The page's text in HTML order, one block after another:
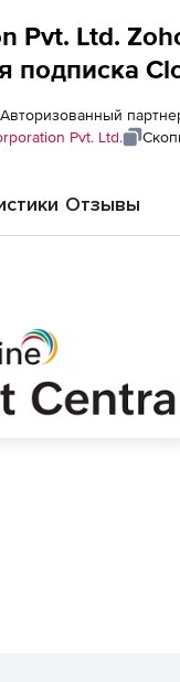
Pvt. Ltd.
подписка
Computers
Pvt. Ltd.
Отзывы